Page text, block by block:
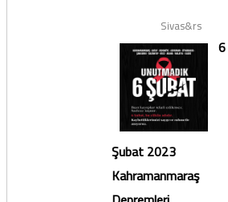
Sivas&rs
6
Şubat 2023
Kahramanmaraş